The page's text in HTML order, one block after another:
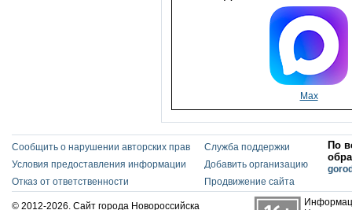
Max
Сообщить о нарушении авторских прав
Условия предоставления информации
Отказ от ответственности
Служба поддержки
Добавить организацию
Продвижение сайта
По
© 2012-2026. Сайт города Новороссийска